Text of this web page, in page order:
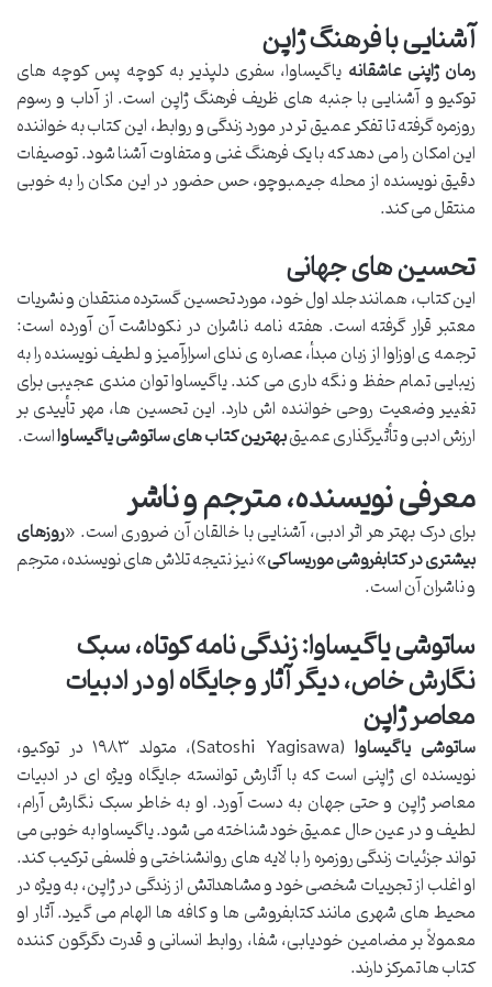
آشنایی با فرهنگ ژاپن
رمان ژاپنی عاشقانه یاگیساوا، سفری دلپذیر به کوچه پس کوچه های
توکیو و آشنایی با جنبه های ظریف فرهنگ ژاپن است. از آداب و رسوم
روزمره گرفته تا تفکر عمیق تر در مورد زندگی و روابط، این کتاب به خواننده
این امکان را می دهد که با یک فرهنگ غنی و متفاوت آشنا شود. توصیفات
دقیق نویسنده از محله جیمبوچو، حس حضور در این مکان را به خوبی
منتقل می کند.
تحسین های جهانی
این کتاب، همانند جلد اول خود، مورد تحسین گسترده منتقدان و نشریات
معتبر قرار گرفته است. هفته نامه ناشران در نکوداشت آن آورده است:
ترجمه ی اوزاوا از زبان مبدأ، عصاره ی ندای اسرارآمیز و لطیف نویسنده را به
زیبایی تمام حفظ و نگه داری می کند. یاگیساوا توان مندی عجیبی برای
تغییر وضعیت روحی خواننده اش دارد. این تحسین ها، مهر تأییدی بر
ارزش ادبی و تأثیرگذاری عمیقبهترین کتاب های ساتوشی یاگیساوااست.
معرفی نویسنده، مترجم و ناشر
برای درک بهتر هر اثر ادبی، آشنایی با خالقان آن ضروری است. «روزهای
بیشتری در کتابفروشی موریساکی» نیز نتیجه تلاش های نویسنده، مترجم
و ناشران آن است.
ساتوشی یاگیساوا: زندگی نامه کوتاه، سبک
نگارش خاص، دیگر آثار و جایگاه او در ادبیات
معاصر ژاپن
ساتوشی یاگیساوا (Satoshi Yagisawa)، متولد ۱۹۸۳ در توکیو،
نویسنده ای ژاپنی است که با آثارش توانسته جایگاه ویژه ای در ادبیات
معاصر ژاپن و حتی جهان به دست آورد. او به خاطر سبک نگارش آرام،
لطیف و در عین حال عمیق خود شناخته می شود. یاگیساوا به خوبی می
تواند جزئیات زندگی روزمره را با لایه های روانشناختی و فلسفی ترکیب کند.
او اغلب از تجربیات شخصی خود و مشاهداتش از زندگی در ژاپن، به ویژه در
محیط های شهری مانند کتابفروشی ها و کافه ها الهام می گیرد. آثار او
معمولاً بر مضامین خودیابی، شفا، روابط انسانی و قدرت دگرگون کننده
کتاب ها تمرکز دارند.